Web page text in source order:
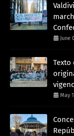
June
Texto
May